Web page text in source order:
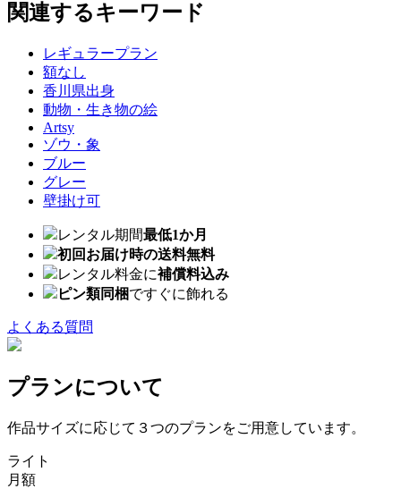
関連するキーワード
レギュラープラン
額なし
香川県出身
動物・生き物の絵
Artsy
ゾウ・象
ブルー
グレー
壁掛け可
レンタル期間最低1か月
初回お届け時の送料無料
レンタル料金に補償料込み
ピン類同梱ですぐに飾れる
よくある質問
プランについて
作品サイズに応じて３つのプランをご用意しています。
ライト
月額